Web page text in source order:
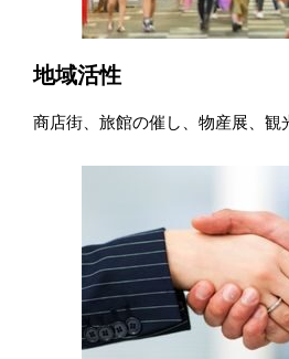
地域活性
商店街、旅館の催し、物産展、観